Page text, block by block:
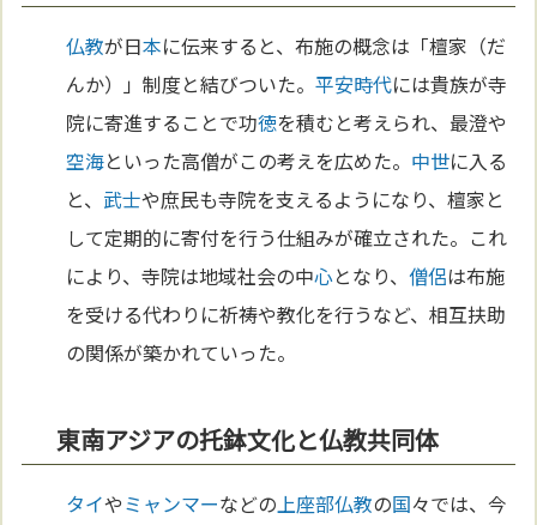
仏教が日本に伝来すると、布施の概念は「檀家（だ
んか）」制度と結びついた。平安時代には貴族が寺
院に寄進することで功徳を積むと考えられ、最澄や
空海といった高僧がこの考えを広めた。 中世に入る
と、 武士や庶民も寺院を支えるようになり、檀家と
して定期的に寄付を行う仕組みが確立された。これ
により、寺院は地域社会の中心となり、僧侶は布施
を受ける代わりに祈祷や教化を行うなど、相互扶助
の関係が築かれていった。
東南アジアの托鉢文化と仏教共同体
タイやミャンマーなどの上座部仏教の国々では、今